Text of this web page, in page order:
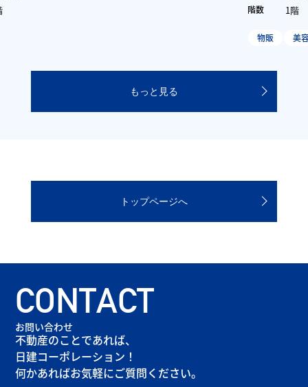
もっと見る
トップページへ
CONTACT
お問い合わせ
不動産のことであれば、
日建コーポレーション！
何かあればお気軽にご質問ください。